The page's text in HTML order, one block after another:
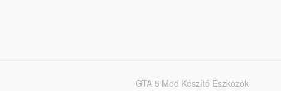
GTA 5 Mod Készítő Eszközök